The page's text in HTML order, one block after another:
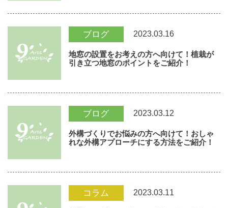
ブログ 2023.03.16
地窓の設置をお考えの方へ向けて！植栽が
引き立つ地窓のポイントをご紹介！
ブログ 2023.03.12
外構づくりでお悩みの方へ向けて！おしゃ
れな外構アプローチにする方法をご紹介！
コラム 2023.03.11